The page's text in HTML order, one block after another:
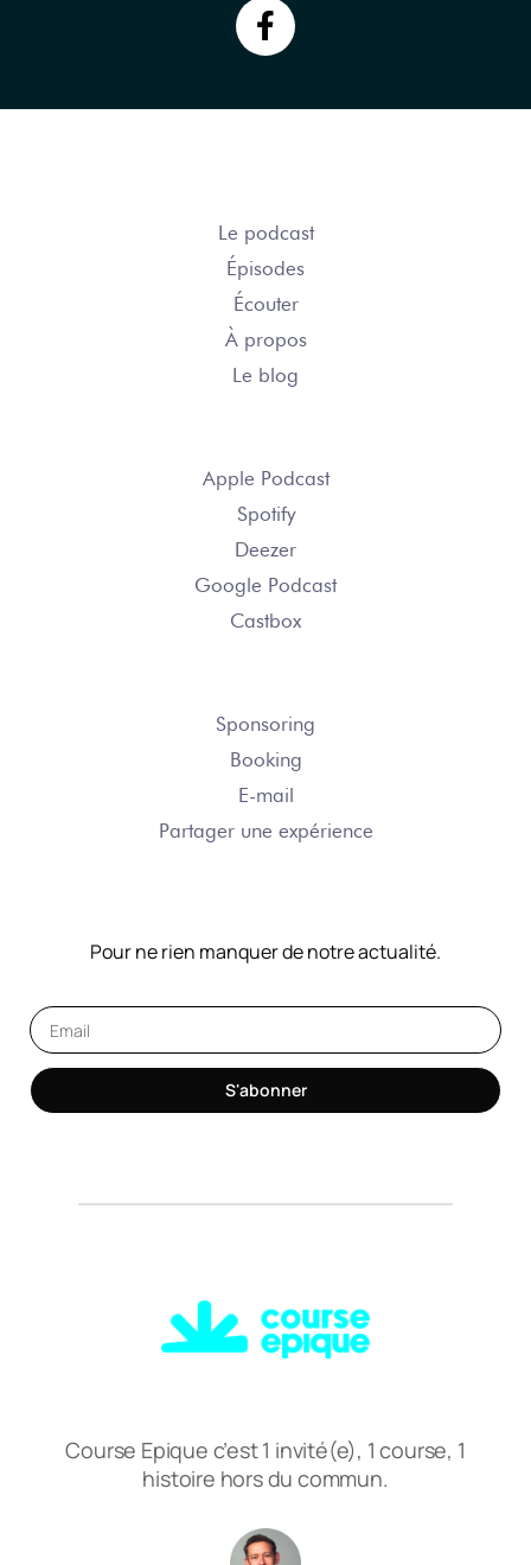
Le podcast
Épisodes
Écouter
À propos
Le blog
Apple Podcast
Spotify
Deezer
Google Podcast
Castbox
Sponsoring
Booking
E-mail
Partager une expérience
Pour ne rien manquer de notre actualité.
S'abonner
Course Epique c’est 1 invité(e), 1 course, 1
histoire hors du commun.